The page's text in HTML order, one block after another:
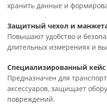
хранить данные и
Защитный чехол и
Повышают удобство и
длительных измерениях и
Специализированный кейс
Предназначен для
аксессуаров, защищает
повреждений.